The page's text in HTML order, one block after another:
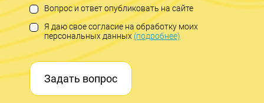
Вопрос и ответ опубликовать на сайте
Я даю свое согласие на обработку моих
персональных данных(подробнее)
Задать вопрос